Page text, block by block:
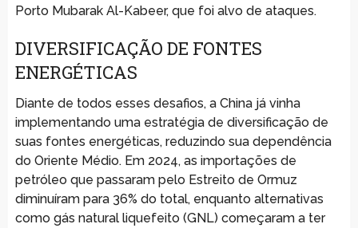
Porto Mubarak Al-Kabeer, que foi alvo de ataques.
DIVERSIFICAÇÃO DE FONTES
ENERGÉTICAS
Diante de todos esses desafios, a China já vinha
implementando uma estratégia de diversificação de
suas fontes energéticas, reduzindo sua dependência
do Oriente Médio. Em 2024, as importações de
petróleo que passaram pelo Estreito de Ormuz
diminuíram para 36% do total, enquanto alternativas
como gás natural liquefeito (GNL) começaram a ter